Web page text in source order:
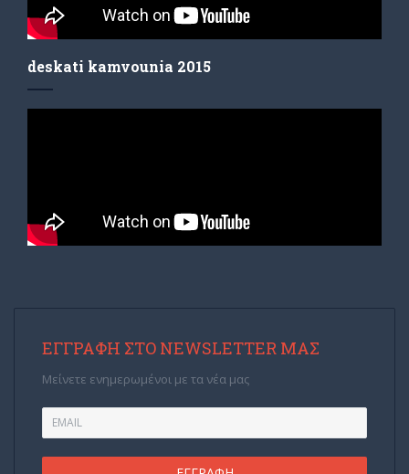
deskati kamvounia 2015
ΕΓΓΡΑΦΉ ΣΤΟ NEWSLETTER ΜΑΣ
Μείνετε ενημερωμένοι με τα νέα μας